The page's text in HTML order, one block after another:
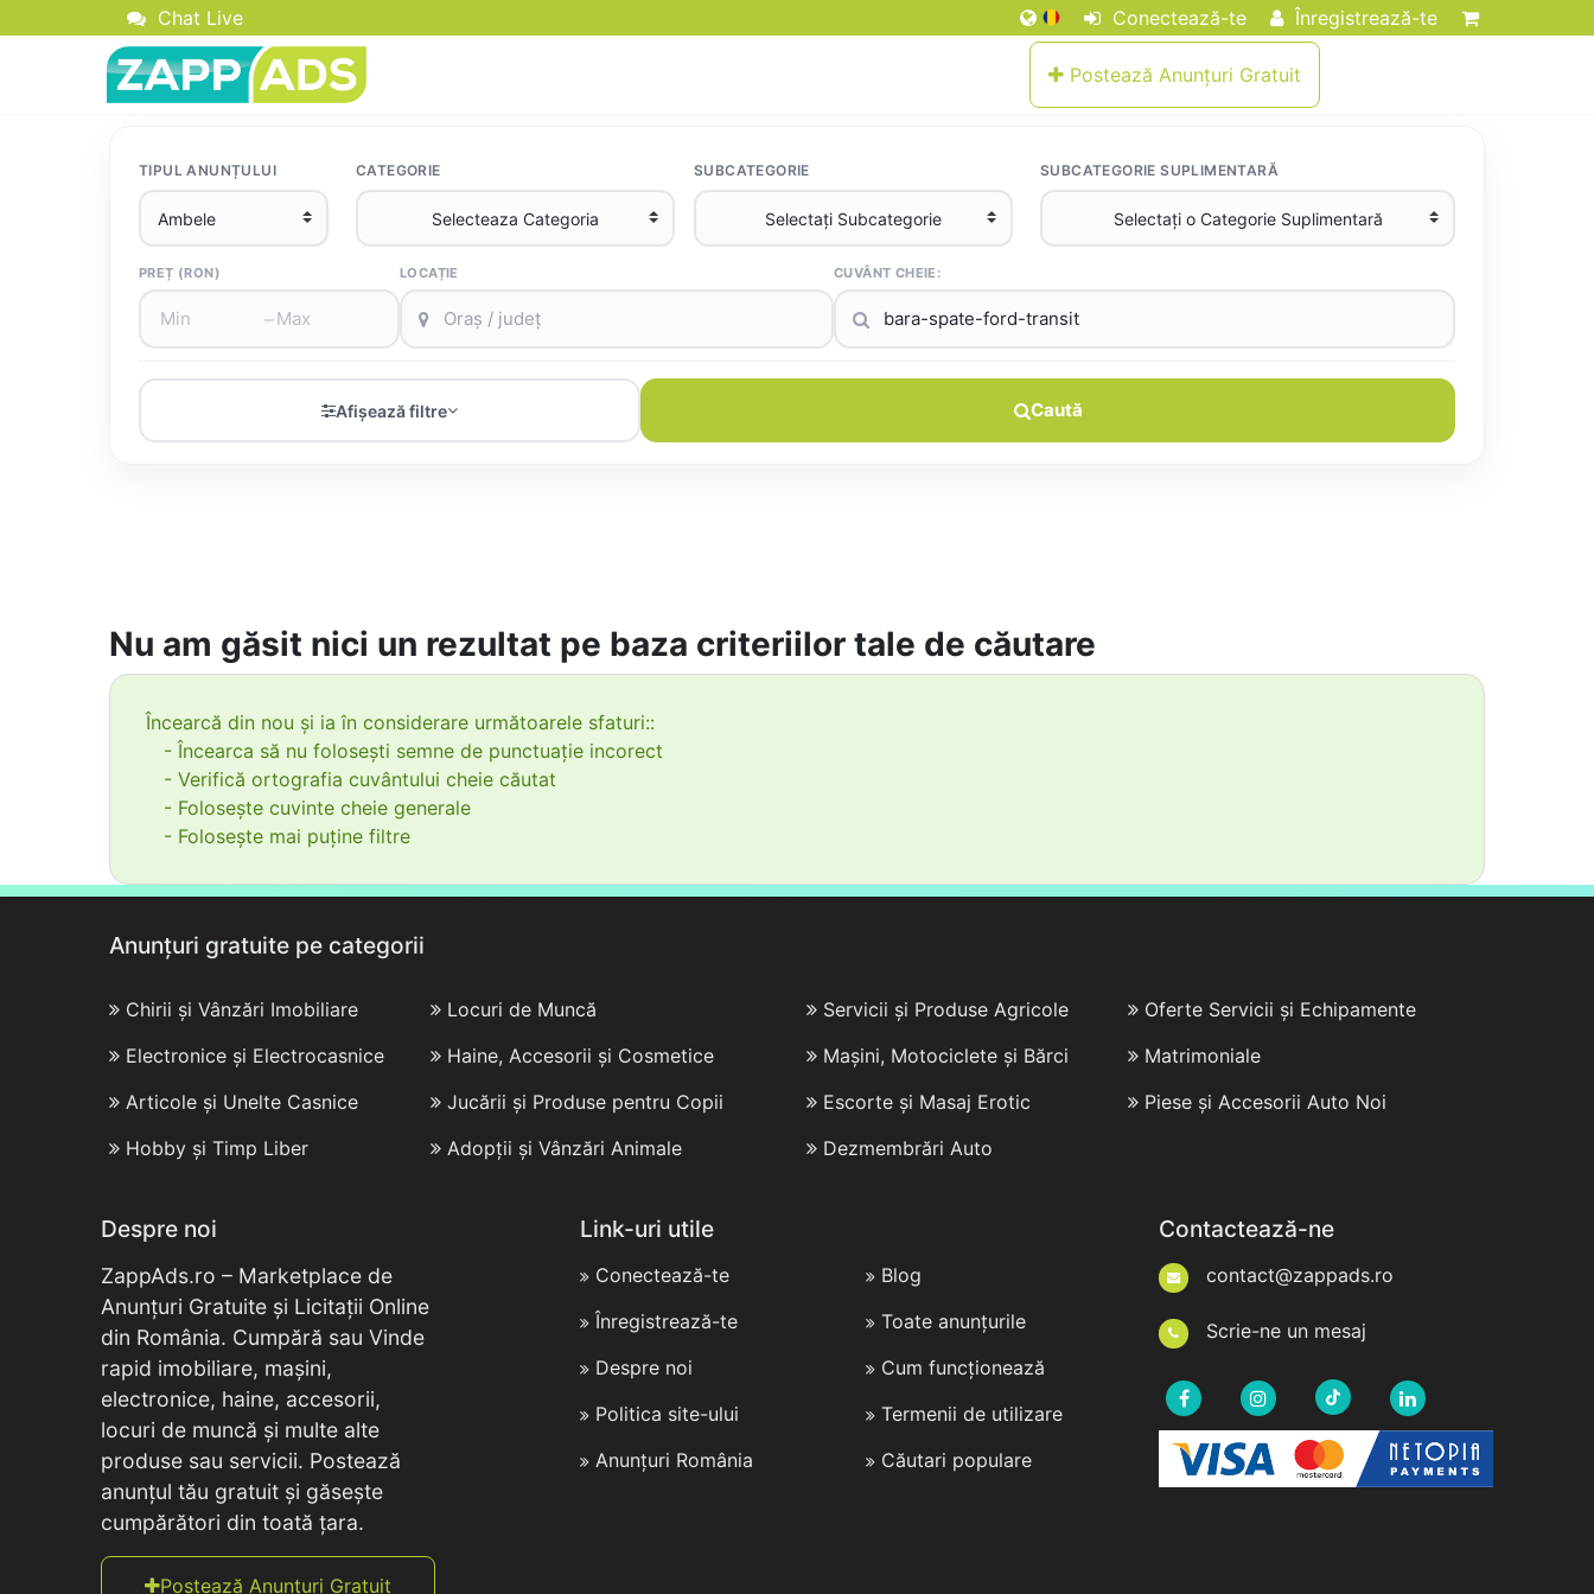
Chat Live Conectează-te Înregistrează-te
Postează Anunțuri Gratuit
TIPUL ANUNȚULUI CATEGORIE SUBCATEGORIE SUBCATEGORIE SUPLIMENTARĂ
PREȚ (RON)
–
LOCAȚIE CUVÂNT CHEIE:
Afișează filtre Caută
Nu am găsit nici un rezultat pe baza criteriilor tale de căutare
Încearcă din nou și ia în considerare următoarele sfaturi::
- Încearca să nu folosești semne de punctuație incorect
- Verifică ortografia cuvântului cheie căutat
- Folosește cuvinte cheie generale
- Folosește mai puține filtre
Anunțuri gratuite pe categorii
Chirii și Vânzări Imobiliare
Locuri de Muncă
Electronice și Electrocasnice
Haine, Accesorii și Cosmetice
Articole și Unelte Casnice
Jucării și Produse pentru Copii
Hobby și Timp Liber
Adopții și Vânzări Animale
Servicii și Produse Agricole
Oferte Servicii și Echipamente
Mașini, Motociclete și Bărci
Matrimoniale
Escorte și Masaj Erotic
Piese și Accesorii Auto Noi
Dezmembrări Auto
Despre noi
ZappAds.ro – Marketplace de
Anunțuri Gratuite și Licitații Online
din România. Cumpără sau Vinde
rapid imobiliare, mașini,
electronice, haine, accesorii,
locuri de muncă și multe alte
produse sau servicii. Postează
anunțul tău gratuit și găsește
cumpărători din toată țara.
Postează Anunțuri Gratuit
Link-uri utile
Conectează-te
Înregistrează-te
Despre noi
Politica site-ului
Anunțuri România
Blog
Toate anunțurile
Cum funcționează
Termenii de utilizare
Căutari populare
Contactează-ne
contact@zappads.ro
Scrie-ne un mesaj